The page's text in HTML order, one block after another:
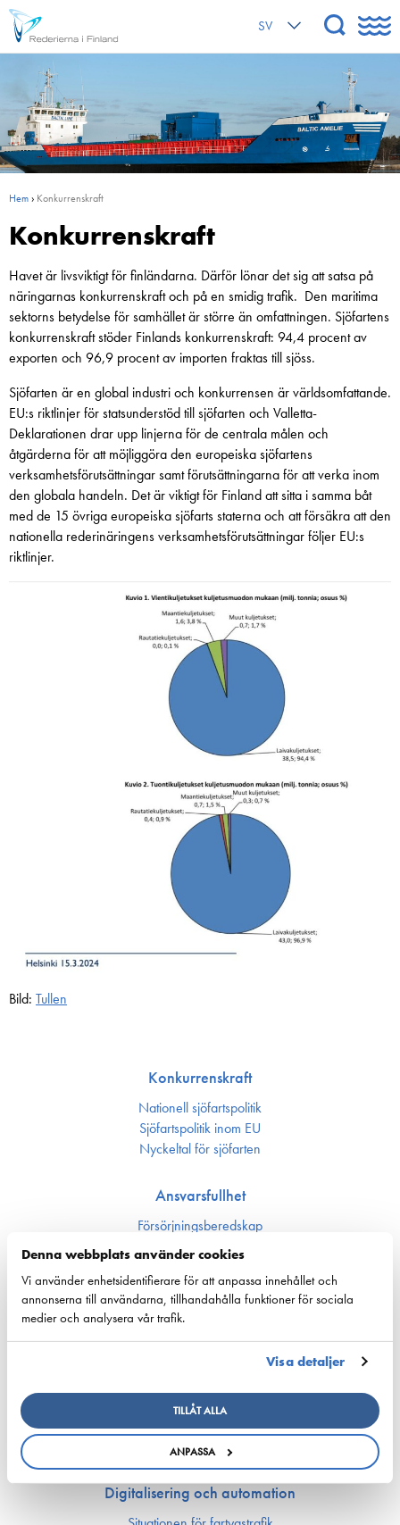
Denna webbplats använder cookies
Vi använder enhetsidentifierare för att anpassa innehållet och
annonserna till användarna, tillhandahålla funktioner för sociala
medier och analysera vår trafik.
Visa detaljer
TILLÅT ALLA
ANPASSA
SV
Hem› Konkurrenskraft
Konkurrenskraft
Havet är livsviktigt för finländarna. Därför lönar det sig att satsa på
näringarnas konkurrenskraft och på en smidig trafik. Den maritima
sektorns betydelse för samhället är större än omfattningen. Sjöfartens
konkurrenskraft stöder Finlands konkurrenskraft: 94,4 procent av
exporten och 96,9 procent av importen fraktas till sjöss.
Sjöfarten är en global industri och konkurrensen är världsomfattande.
EU:s riktlinjer för statsunderstöd till sjöfarten och Valletta-
Deklarationen drar upp linjerna för de centrala målen och
åtgärderna för att möjliggöra den europeiska sjöfartens
verksamhetsförutsättningar samt förutsättningarna för att verka inom
den globala handeln. Det är viktigt för Finland att sitta i samma båt
med de 15 övriga europeiska sjöfarts staterna och att försäkra att den
nationella rederinäringens verksamhetsförutsättningar följer EU:s
riktlinjer.
Bild: Tullen
Konkurrenskraft
Nationell sjöfartspolitik
Sjöfarts­politik inom EU
Nyckeltal för sjöfarten
Ansvarsfullhet
Försörjnings­beredskap
Miljön och klimat
Arbetsmarknad och kompetens
Bemannings och kompetens­frågor
Utbildning och kompetens
Arbetsmarknadsfrågor
Ship Happens: Bekanta dig med sjöfartsbranchens möjligheter!
Sjöfartens PraktikKvarn
Digitalisering och automation